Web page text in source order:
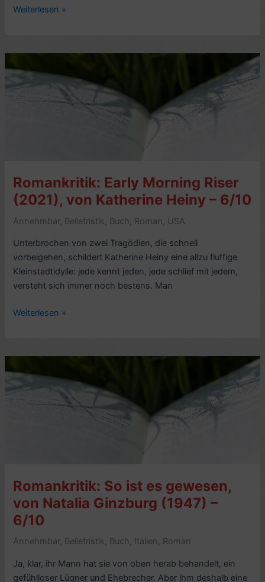
Biografie-
Wilder,
Nahaufnahme,
von
Weiterlesen »
Romankritik: Early Morning Riser
(2021), von Katherine Heiny – 6/10
Annehmbar, Belletristik, Buch , Roman , USA
Unterbrochen von zwei Tragödien, die schnell
vorbeigehen, schildert Katherine Heiny eine allzu fluffige
Kleinstadtidylle: jede kennt jeden, jede schlief mit jedem,
versteht sich immer noch bestens. Man
Romankritik:
Riser
Katherine
Weiterlesen »
Romankritik: So ist es gewesen,
von Natalia Ginzburg (1947) –
6/10
Annehmbar, Belletristik, Buch , Italien , Roman
Ja, klar, ihr Mann hat sie von oben herab behandelt, ein
gefühlloser Lügner und Ehebrecher. Aber ihm deshalb eine